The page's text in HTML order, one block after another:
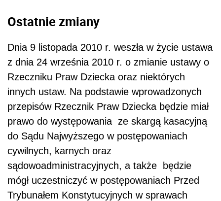
Ostatnie zmiany
Dnia 9 listopada 2010 r. weszła w życie ustawa
z dnia 24 września 2010 r. o zmianie ustawy o
Rzeczniku Praw Dziecka oraz niektórych
innych ustaw. Na podstawie wprowadzonych
przepisów Rzecznik Praw Dziecka będzie miał
prawo do występowania ze skargą kasacyjną
do Sądu Najwyższego w postępowaniach
cywilnych, karnych oraz
sądowoadministracyjnych, a także będzie
mógł uczestniczyć w postępowaniach Przed
Trybunałem Konstytucyjnych w sprawach